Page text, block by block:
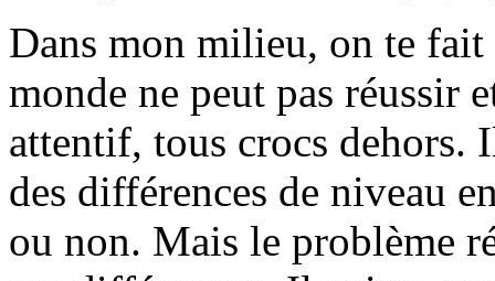
Dans mon milieu, on te
monde ne peut pas réussir
attentif, tous crocs dehors.
des différences de niveau
ou non. Mais le problème